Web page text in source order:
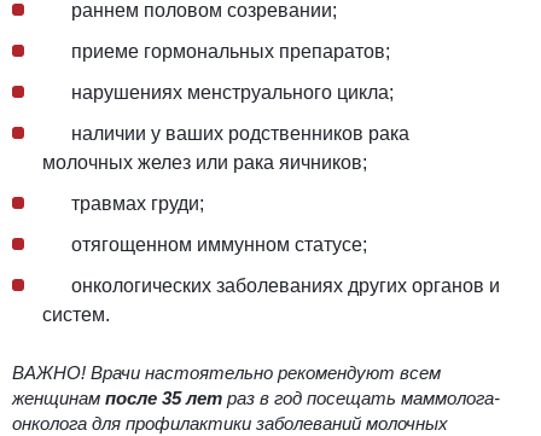
раннем половом созревании;
приеме гормональных препаратов;
нарушениях менструального цикла;
наличии у ваших родственников рака
молочных желез или рака яичников;
травмах груди;
отягощенном иммунном статусе;
онкологических заболеваниях других органов и
систем.
ВАЖНО! Врачи настоятельно рекомендуют всем
женщинам после 35 лет раз в год посещать маммолога-
онколога для профилактики заболеваний молочных